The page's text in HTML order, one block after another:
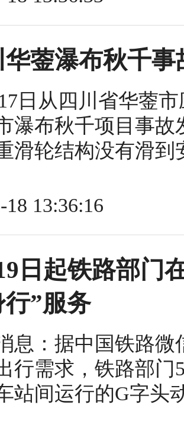
华蓥瀑布秋千
日从四川省华蓥
瀑布秋千项目事
滑轮结构没有滑
18 13:36:16
日起铁路部门
行”服务
息：据中国铁路
行需求，铁路部门
站间运行的G字头